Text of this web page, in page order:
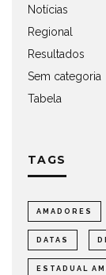
Notícias
Regional
Resultados
Sem categoria
Tabela
TAGS
AMADORES
DATAS
ESTADUAL